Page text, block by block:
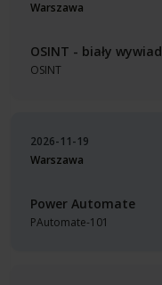
Warszawa
OSINT - biały wywiad
OSINT
2026-11-19
Warszawa
Power Automate
PAutomate-101